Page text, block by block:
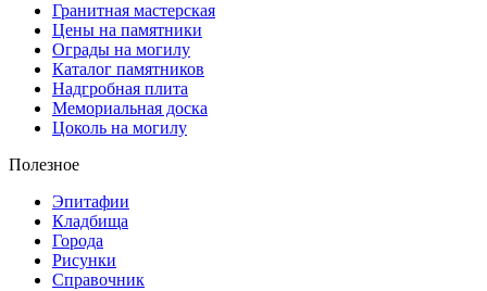
Гранитная мастерская
Цены на памятники
Ограды на могилу
Каталог памятников
Надгробная плита
Мемориальная доска
Цоколь на могилу
Полезное
Эпитафии
Кладбища
Города
Рисунки
Справочник